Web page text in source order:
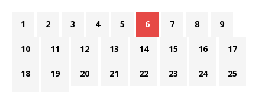
1 2 3 4 5 6 7 8 9
10 11 12 13 14 15 16 17
18 19 20 21 22 23 24 25